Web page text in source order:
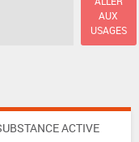
AUX
USAGES
ACTIVE